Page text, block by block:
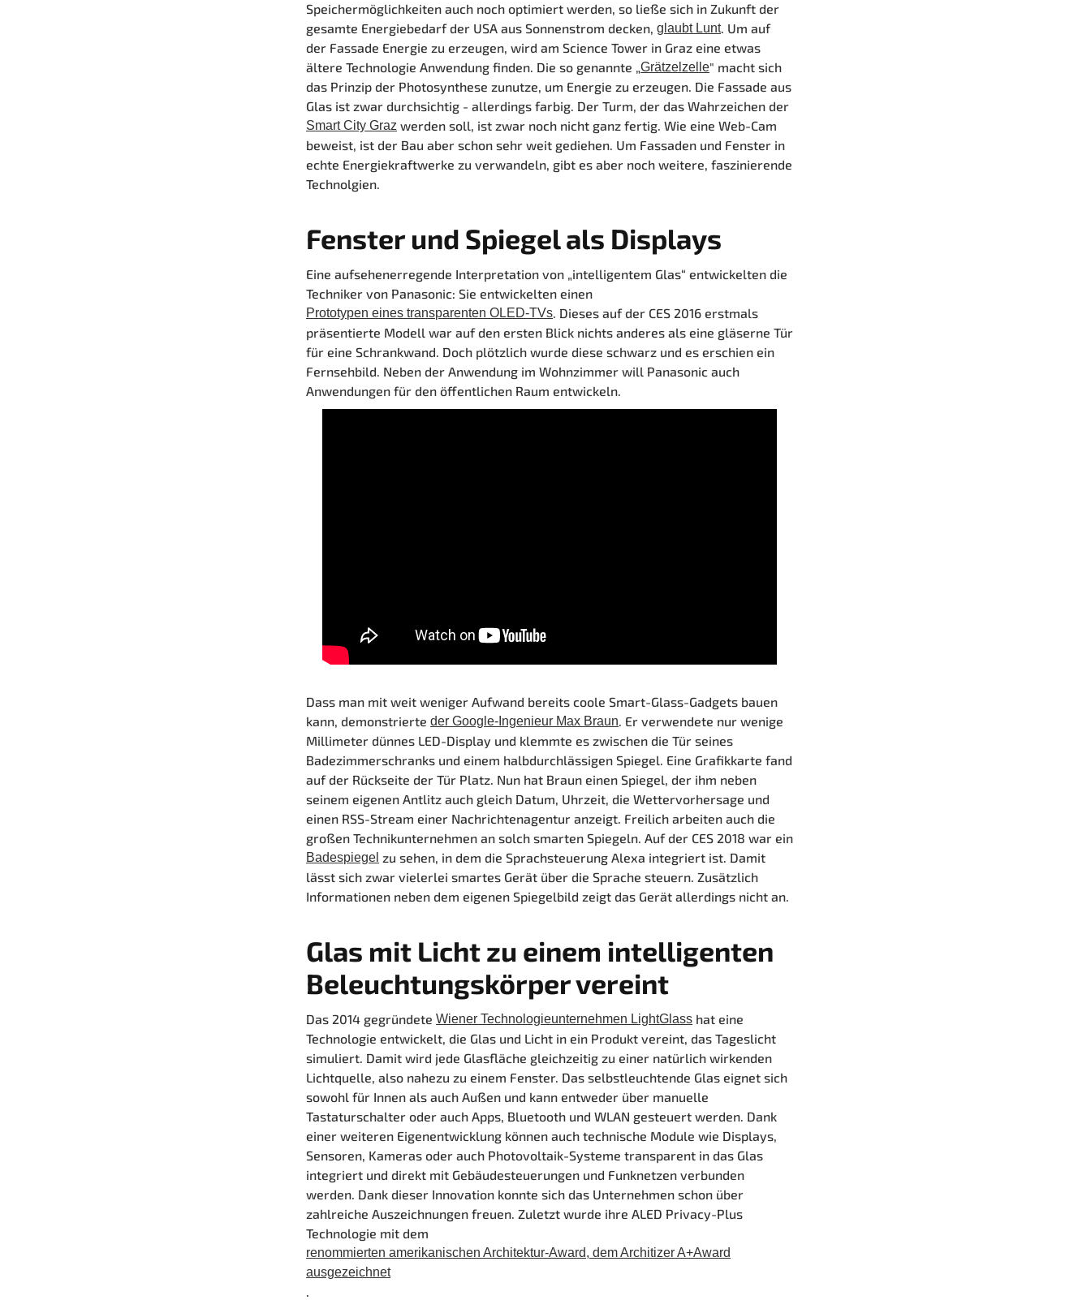
Speichermöglichkeiten auch noch optimiert werden, so ließe sich in Zukunft der
gesamte Energiebedarf der USA aus Sonnenstrom decken,glaubt Lunt. Um auf
der Fassade Energie zu erzeugen, wird am Science Tower in Graz eine etwas
ältere Technologie Anwendung finden. Die so genannte „Grätzelzelle" macht sich
das Prinzip der Photosynthese zunutze, um Energie zu erzeugen. Die Fassade aus
Glas ist zwar durchsichtig - allerdings farbig. Der Turm, der das Wahrzeichen der
Smart City Graz werden soll, ist zwar noch nicht ganz fertig. Wie eine Web-Cam
beweist, ist der Bau aber schon sehr weit gediehen. Um Fassaden und Fenster in
echte Energiekraftwerke zu verwandeln, gibt es aber nochweitere, faszinierende
Technolgien.
Fenster und Spiegel als Displays
Eine aufsehenerregende Interpretation von „intelligentem Glas“ entwickelten die
Techniker von Panasonic: Sie entwickelten einen
Prototypen eines transparenten OLED-TVs. Dieses auf der CES 2016 erstmals
präsentierte Modell war auf den ersten Blick nichts anderes als eine gläserne Tür
für eine Schrankwand. Doch plötzlich wurde diese schwarz und es erschien ein
Fernsehbild. Neben der Anwendung im Wohnzimmer will Panasonic auch
Anwendungen für den öffentlichen Raum entwickeln.
Dass man mit weit weniger Aufwand bereits coole Smart-Glass-Gadgets bauen
kann, demonstrierteder Google-Ingenieur Max Braun. Er verwendete nur wenige
Millimeter dünnes LED-Display und klemmte es zwischen die Tür seines
Badezimmerschranks und einem halbdurchlässigen Spiegel. Eine Grafikkarte fand
auf der Rückseite der Tür Platz. Nun hat Braun einen Spiegel, der ihm neben
seinem eigenen Antlitz auch gleich Datum, Uhrzeit, die Wettervorhersage und
einen RSS-Stream einer Nachrichtenagentur anzeigt. Freilich arbeiten auch die
großen Technikunternehmen an solch smarten Spiegeln. Auf der CES 2018 war ein
Badespiegel zu sehen, in dem die Sprachsteuerung Alexa integriert ist. Damit
lässt sich zwar vielerlei smartes Gerät über die Sprache steuern. Zusätzlich
Informationen neben dem eigenen Spiegelbild zeigt das Gerät allerdings nicht an.
Glas mit Licht zu einem intelligenten
Beleuchtungskörper vereint
Das 2014 gegründeteWiener Technologieunternehmen LightGlass hat eine
Technologie entwickelt, die Glas und Licht in ein Produkt vereint, das Tageslicht
simuliert. Damit wird jede Glasfläche gleichzeitig zu einer natürlich wirkenden
Lichtquelle, also nahezu zu einem Fenster. Das selbstleuchtende Glas eignet sich
sowohl für Innen als auch Außen und kann entweder über manuelle
Tastaturschalter oder auch Apps, Bluetooth und WLAN gesteuert werden. Dank
einer weiteren Eigenentwicklung können auch technische Module wie Displays,
Sensoren, Kamerasoder auch Photovoltaik-Systeme transparent in das Glas
integriert und direkt mit Gebäudesteuerungen und Funknetzen verbunden
werden. Dank dieser Innovation konnte sich das Unternehmen schon über
zahlreiche Auszeichnungen freuen. Zuletzt wurde ihre ALED Privacy-Plus
Technologie mit dem
renommierten amerikanischen Architektur-Award, dem Architizer A+Award
ausgezeichnet
.